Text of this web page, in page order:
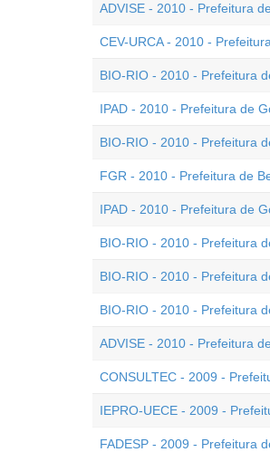
ADVISE - 2010 - Prefeitura
CEV-URCA - 2010 -
BIO-RIO - 2010 - Prefeitura
IPAD - 2010 - Prefeitura de
BIO-RIO - 2010 - Prefeitura
FGR - 2010 - Prefeitura de
IPAD - 2010 - Prefeitura de
BIO-RIO - 2010 - Prefeitura
BIO-RIO - 2010 - Prefeitura
BIO-RIO - 2010 - Prefeitura
ADVISE - 2010 - Prefeitura
CONSULTEC - 2009 -
IEPRO-UECE - 2009 -
FADESP - 2009 - Prefeitura